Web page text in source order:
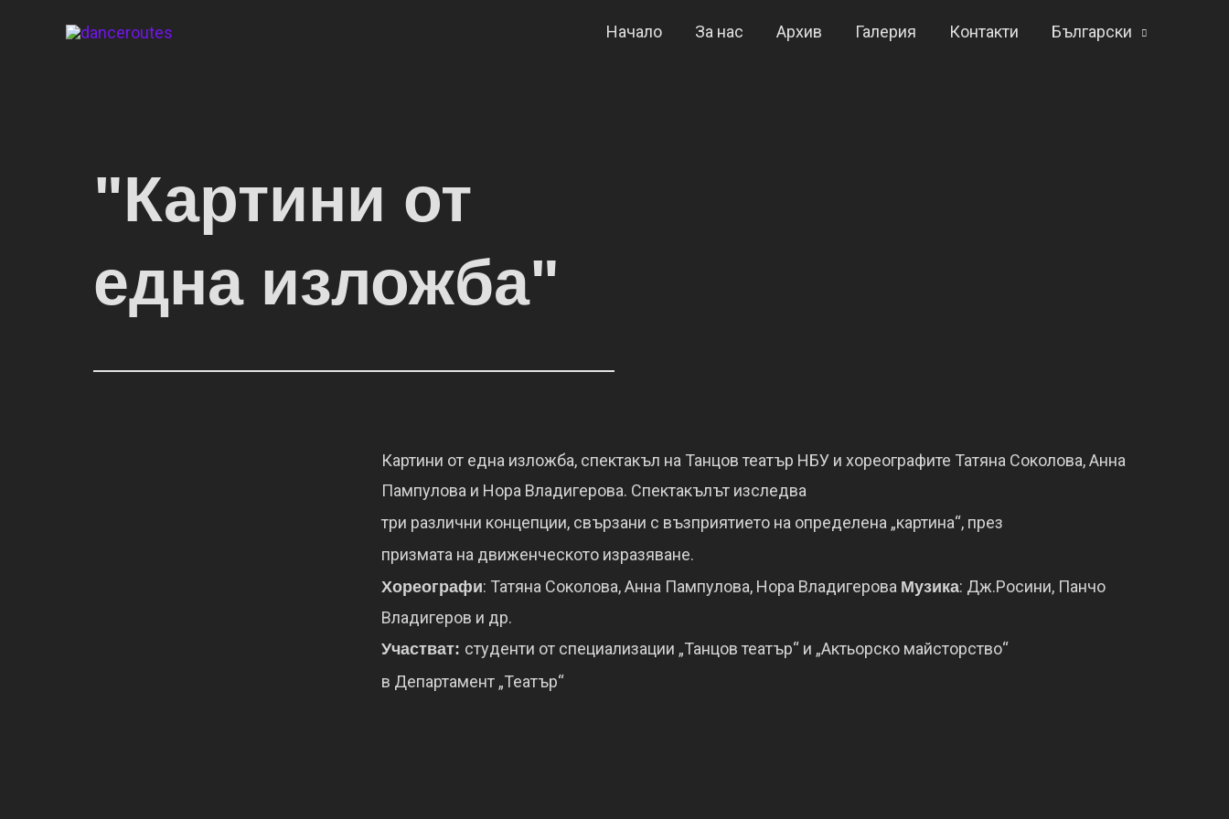
Начало За нас Архив Галерия Контакти Български
"Картини от
една изложба"
Картини от една изложба, спектакъл на Танцов театър НБУ и хореографите Татяна Соколова,Анна
Пампулова и Нора Владигерова. Спектакълът изследва
три различни концепции, свързани с възприятието на определена „картина“, през
призмата на движенческото изразяване.
Хореографи: Татяна Соколова,Анна Пампулова, Нора Владигерова Музика: Дж.Росини, Панчо
Владигеров и др.
Участват: студенти от специализации „Танцов театър“ и „Актьорско майсторство“
в Департамент „Театър“